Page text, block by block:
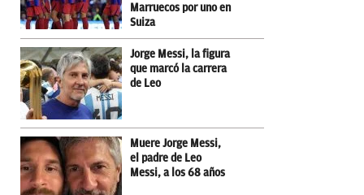
Marruecos por uno en
Suiza
Jorge Messi, la figura
que marcó la carrera
de Leo
Muere Jorge Messi,
el padre de Leo
Messi, a los 68 años